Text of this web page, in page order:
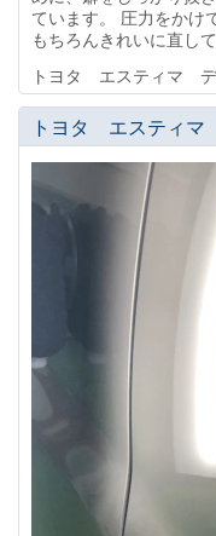
ています。 圧力をかけ
もちろんきれいに直して
トヨタ エスティマ デ
トヨタ エスティマ